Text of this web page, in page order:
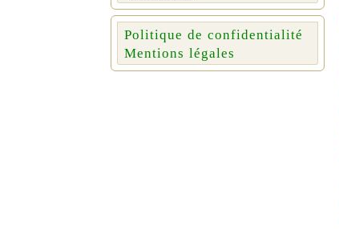
Politique de confidentialité
Mentions légales